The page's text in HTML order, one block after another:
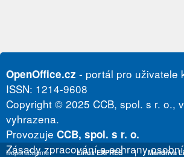
OpenOffice.cz - portál pro uživatele
ISSN: 1214-9608
Copyright © 2025 CCB, spol. s r. o.,
vyhrazena.
Provozuje CCB, spol. s r. o.
Zásady zpracování a ochrany
Doporučujeme Linux EXPRES | Mandriva